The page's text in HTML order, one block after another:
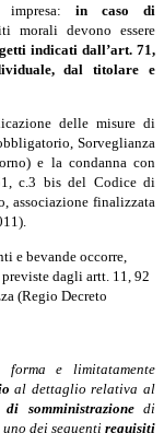
impresa: in caso di
morali devono essere
indicati dall’art. 71,
dal titolare e
delle misure di
Sorveglianza
e la condanna con
c.3 bis del Codice di
associazione finalizzata
e bevande occorre,
dagli artt. 11, 92
(Regio Decreto
e limitatamente
al dettaglio relativa al
di somministrazionedi
uno dei seguenti requisiti